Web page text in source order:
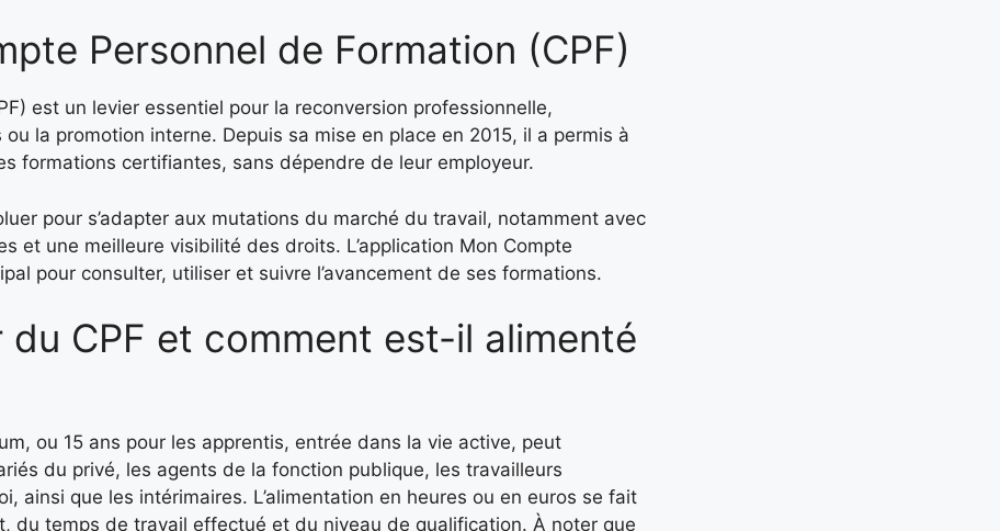
Personnel de Formation (CPF)
est un levier essentiel pour la reconversion professionnelle,
la promotion interne. Depuis sa mise en place en 2015, il a permis à
formations certifiantes, sans dépendre de leur employeur.
pour s’adapter aux mutations du marché du travail, notamment avec
et une meilleure visibilité des droits. L’application Mon Compte
pour consulter, utiliser et suivre l’avancement de ses formations.
CPF et comment est-il alimenté
ou 15 ans pour les apprentis, entrée dans la vie active, peut
du privé, les agents de la fonction publique, les travailleurs
ainsi que les intérimaires. L’alimentation en heures ou en euros se fait
du temps de travail effectué et du niveau de qualification. À noter que